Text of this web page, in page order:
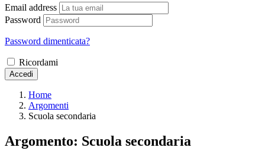
Email address
Password
Password dimenticata?
Ricordami
Accedi
Home
Argomenti
Scuola secondaria
Argomento: Scuola secondaria